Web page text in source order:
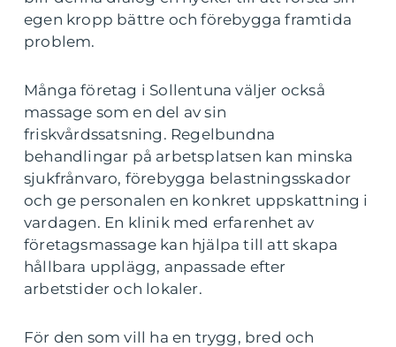
egen kropp bättre och förebygga framtida
problem.
Många företag i Sollentuna väljer också
massage som en del av sin
friskvårdssatsning. Regelbundna
behandlingar på arbetsplatsen kan minska
sjukfrånvaro, förebygga belastningsskador
och ge personalen en konkret uppskattning i
vardagen. En klinik med erfarenhet av
företagsmassage kan hjälpa till att skapa
hållbara upplägg, anpassade efter
arbetstider och lokaler.
För den som vill ha en trygg, bred och